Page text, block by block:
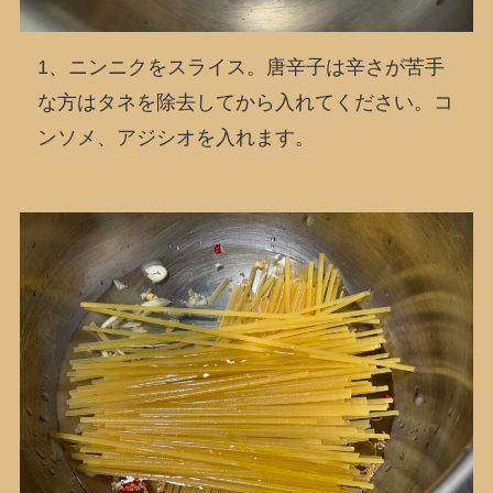
1、ニンニクをスライス。唐辛子は辛さが苦手
な方はタネを除去してから入れてください。コ
ンソメ、アジシオを入れます。